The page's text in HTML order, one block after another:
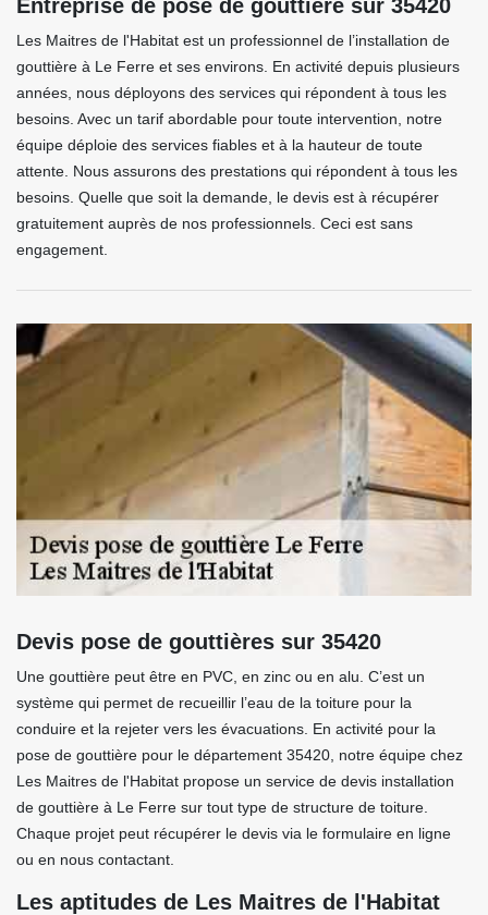
Entreprise de pose de gouttière sur 35420
Les Maitres de l'Habitat est un professionnel de l’installation de
gouttière à Le Ferre et ses environs. En activité depuis plusieurs
années, nous déployons des services qui répondent à tous les
besoins. Avec un tarif abordable pour toute intervention, notre
équipe déploie des services fiables et à la hauteur de toute
attente. Nous assurons des prestations qui répondent à tous les
besoins. Quelle que soit la demande, le devis est à récupérer
gratuitement auprès de nos professionnels. Ceci est sans
engagement.
Devis pose de gouttières sur 35420
Une gouttière peut être en PVC, en zinc ou en alu. C’est un
système qui permet de recueillir l’eau de la toiture pour la
conduire et la rejeter vers les évacuations. En activité pour la
pose de gouttière pour le département 35420, notre équipe chez
Les Maitres de l'Habitat propose un service de devis installation
de gouttière à Le Ferre sur tout type de structure de toiture.
Chaque projet peut récupérer le devis via le formulaire en ligne
ou en nous contactant.
Les aptitudes de Les Maitres de l'Habitat